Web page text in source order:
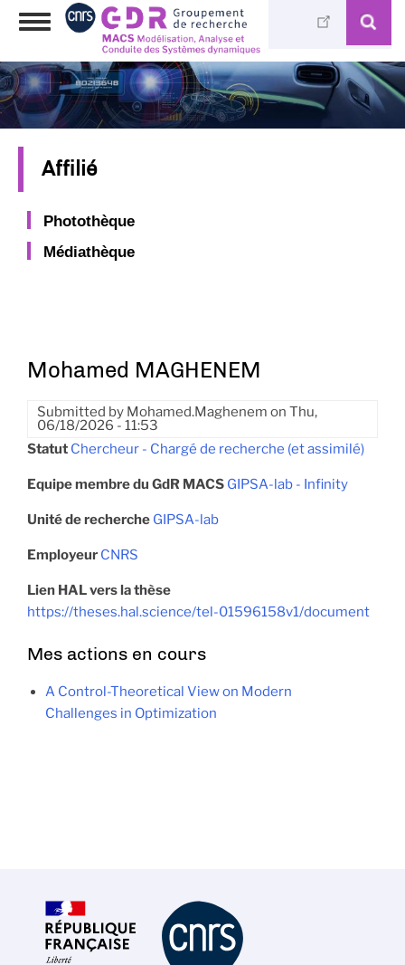
Skip
content
Toggle
Affilié
Photothèque
Médiathèque
Mohamed MAGHENEM
Submitted by Mohamed.Maghenem on Thu,
06/18/2026 - 11:53
Statut Chercheur - Chargé de recherche (et assimilé)
Equipe membre du GdR MACS GIPSA-lab - Infinity
Unité de recherche GIPSA-lab
Employeur CNRS
Lien HAL vers la thèse
https://theses.hal.science/tel-01596158v1/document
Mes actions en cours
A Control-Theoretical View on Modern
Challenges in Optimization